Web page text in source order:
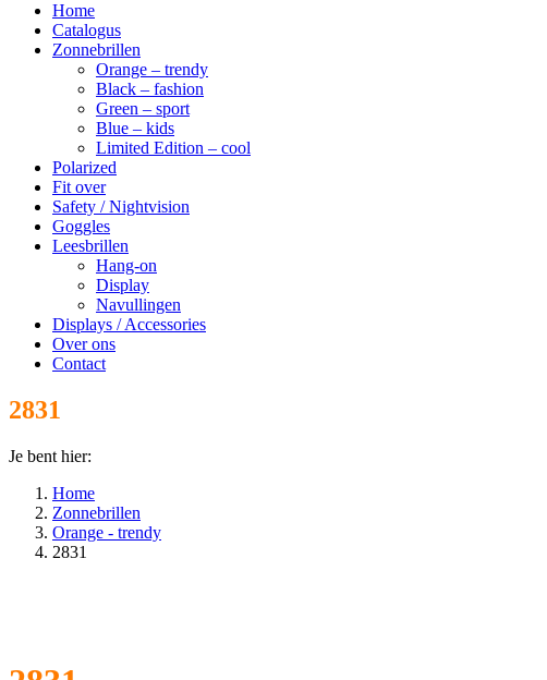
Home
Catalogus
Zonnebrillen
Orange – trendy
Black – fashion
Green – sport
Blue – kids
Limited Edition – cool
Polarized
Fit over
Safety / Nightvision
Goggles
Leesbrillen
Hang-on
Display
Navullingen
Displays / Accessories
Over ons
Contact
2831
Je bent hier:
Home
Zonnebrillen
Orange - trendy
2831